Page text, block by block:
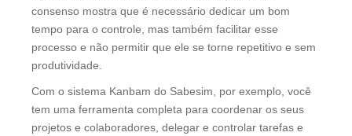
consenso mostra que é necessário dedicar um bom
tempo para o controle, mas também facilitar esse
processo e não permitir que ele se torne repetitivo e sem
produtividade.
Com o sistema Kanbam do Sabesim, por exemplo, você
tem uma ferramenta completa para coordenar os seus
projetos e colaboradores, delegar e controlar tarefas e